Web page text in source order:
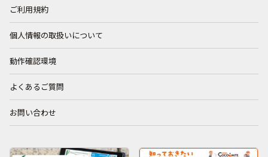
ご利用規約
個人情報の取扱いについて
動作確認環境
よくあるご質問
お問い合わせ